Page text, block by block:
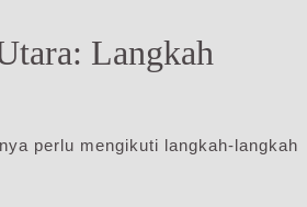
Langkah
perlu mengikuti langkah-langkah